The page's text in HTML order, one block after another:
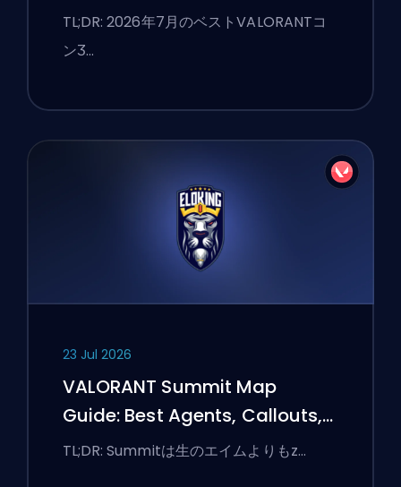
TL;DR: 2026年7月のベストVALORANTコ
ンӠ…
23 Jul 2026
VALORANT Summit Map
Guide: Best Agents, Callouts,
and Smokes
TL;DR: Summitは生のエイムよりもz…